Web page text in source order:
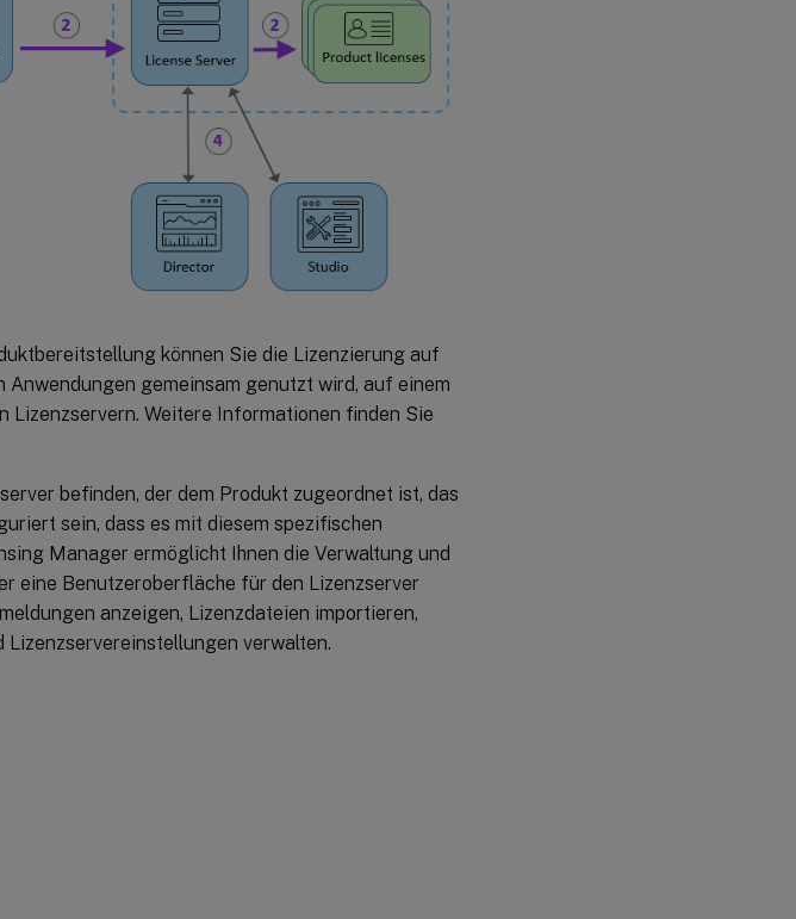
können Sie die Lizenzierung auf
gemeinsam genutzt wird, auf einem
Lizenzservern. Weitere Informationen finden Sie
befinden, der dem Produkt zugeordnet ist, das
sein, dass es mit diesem spezifischen
Manager ermöglicht Ihnen die Verwaltung und
eine Benutzeroberfläche für den Lizenzserver
anzeigen, Lizenzdateien importieren,
verwalten.